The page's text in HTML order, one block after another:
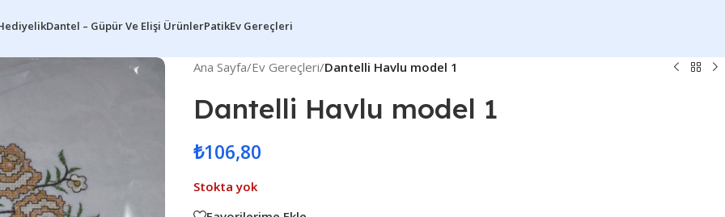
Dantel – Güpür Ve Elişi ÜrünlerPatikEv Gereçleri
Ana Sayfa/Ev Gereçleri/Dantelli Havlu model 1
Dantelli Havlu model 1
₺106,80
Stokta yok